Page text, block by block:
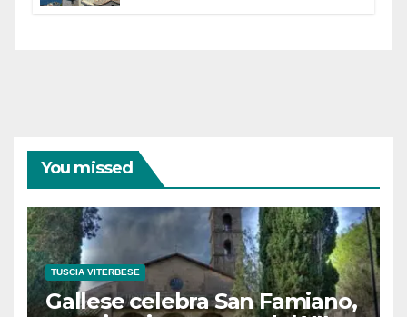
You missed
TUSCIA VITERBESE
Gallese celebra San Famiano,